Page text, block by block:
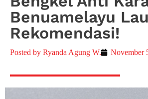
Benuamelayu
Rekomendasi!
Posted by Ryanda Agung W. November